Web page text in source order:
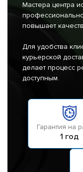
Мастера центра
повышает
Для удобства
курьерской
делает процесс
доступным.
Гарантия на
1 год